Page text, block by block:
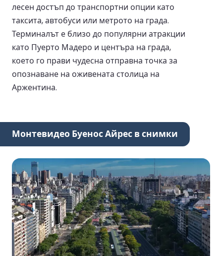
лесен достъп до транспортни опции като
таксита, автобуси или метрото на града.
Терминалът е близо до популярни атракции
като Пуерто Мадеро и центъра на града,
което го прави чудесна отправна точка за
опознаване на оживената столица на
Аржентина.
Монтевидео Буенос Айрес в снимки